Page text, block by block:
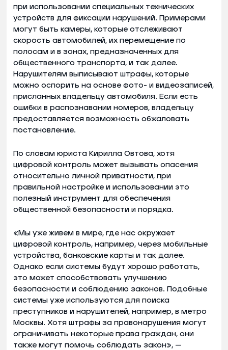
при использовании специальных технических
устройств для фиксации нарушений. Примерами
могут быть камеры, которые отслеживают
скорость автомобилей, их перемещение по
полосам и в зонах, предназначенных для
общественного транспорта, и так далее.
Нарушителям выписывают штрафы, которые
можно оспорить на основе фото- и видеозаписей,
присланных владельцу автомобиля. Если есть
ошибки в распознавании номеров, владельцу
предоставляется возможность обжаловать
постановление.
По словам юриста Кирилла Овтова, хотя
цифровой контроль может вызывать опасения
относительно личной приватности, при
правильной настройке и использовании это
полезный инструмент для обеспечения
общественной безопасности и порядка.
«Мы уже живем в мире, где нас окружает
цифровой контроль, например, через мобильные
устройства, банковские карты и так далее.
Однако если системы будут хорошо работать,
это может способствовать улучшению
безопасности и соблюдению законов. Подобные
системы уже используются для поиска
преступников и нарушителей, например, в метро
Москвы. Хотя штрафы за правонарушения могут
ограничивать некоторые права граждан, они
также могут помочь соблюдать закон», —